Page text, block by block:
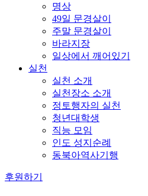
명상
49일 문경살이
주말 문경살이
바라지장
일상에서 깨어있기
실천
실천 소개
실천장소 소개
정토행자의 실천
청년대학생
직능 모임
인도 성지순례
동북아역사기행
후원하기